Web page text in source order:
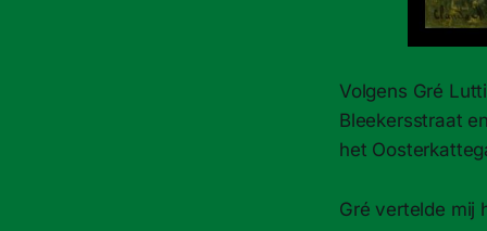
Volgens Gré
Bleekersstraat
het
Gré vertelde mij